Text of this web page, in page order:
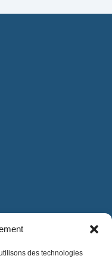
des technologies